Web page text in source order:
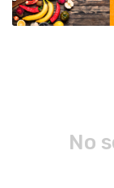
No